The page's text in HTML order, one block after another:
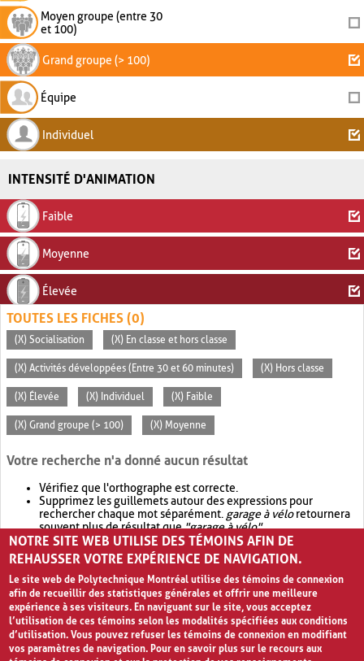
Moyen groupe (entre 30
et 100)
Grand groupe (> 100)
Équipe
Individuel
INTENSITÉ D'ANIMATION
Faible
Moyenne
Élevée
TOUTES LES FICHES (0)
(X) Socialisation (X) En classe et hors classe
(X) Activités développées (Entre 30 et 60 minutes) (X) Hors classe
(X) Élevée (X) Individuel (X) Faible
(X) Grand groupe (> 100) (X) Moyenne
Votre recherche n'a donné aucun résultat
Vérifiez que l'orthographe est correcte.
Supprimez les guillemets autour des expressions pour
rechercher chaque mot séparément. garage à véloretournera
souvent plus de résultat que"garage à vélo".
Envisagez d'élargir votre recherche avec OR.garage OR vélo
retournera souvent plus de résultat quegarage à vélo
NOTRE SITE WEB UTILISE DES TÉMOINS AFIN DE
REHAUSSER VOTRE EXPÉRIENCE DE NAVIGATION.
Le site web de Polytechnique Montréal utilise des témoins de connexion
afin de recueillir des statistiques générales et offrir une meilleure
expérience à ses visiteurs. En naviguant sur le site, vous acceptez
l’utilisation de ces témoins selon les modalités spécifiées aux conditions
d’utilisation. Vous pouvez refuser les témoins de connexion en modifiant
vos paramètres de navigation. Pour en savoir plus sur le recours aux